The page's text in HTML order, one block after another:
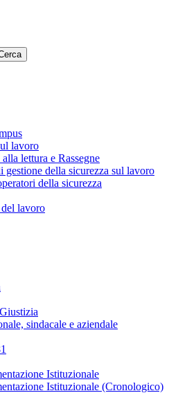
lavoro
lettura e Rassegne
della sicurezza sul lavoro
della sicurezza
del lavoro
sindacale e aziendale
Istituzionale
Istituzionale (Cronologico)